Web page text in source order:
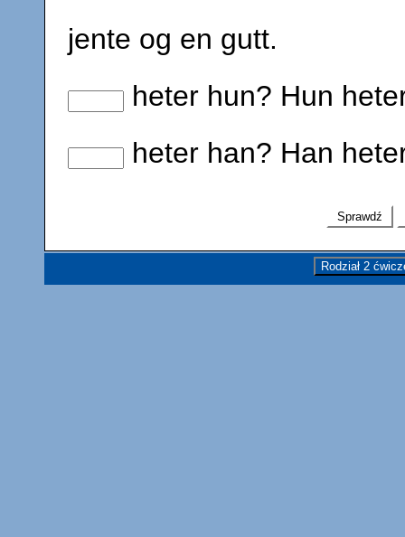
jente og en gutt.
heter hun? Hun
heter han? Han
Sprawdź
Rodział 2